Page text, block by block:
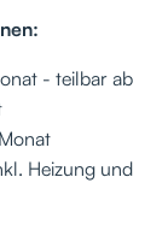
- teilbar ab
Heizung und